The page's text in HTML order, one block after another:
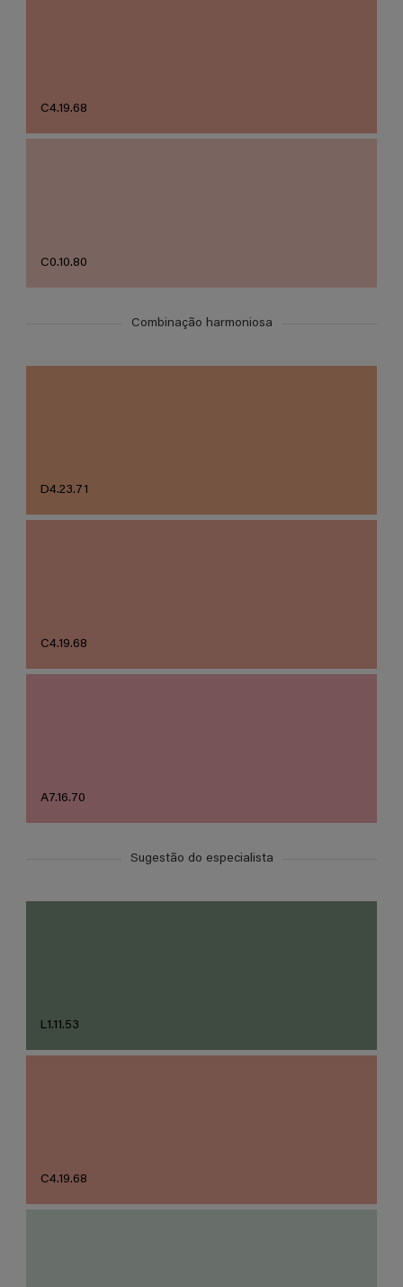
C4.19.68
C0.10.80
Combinação harmoniosa
D4.23.71
C4.19.68
A7.16.70
Sugestão do especialista
L1.11.53
C4.19.68